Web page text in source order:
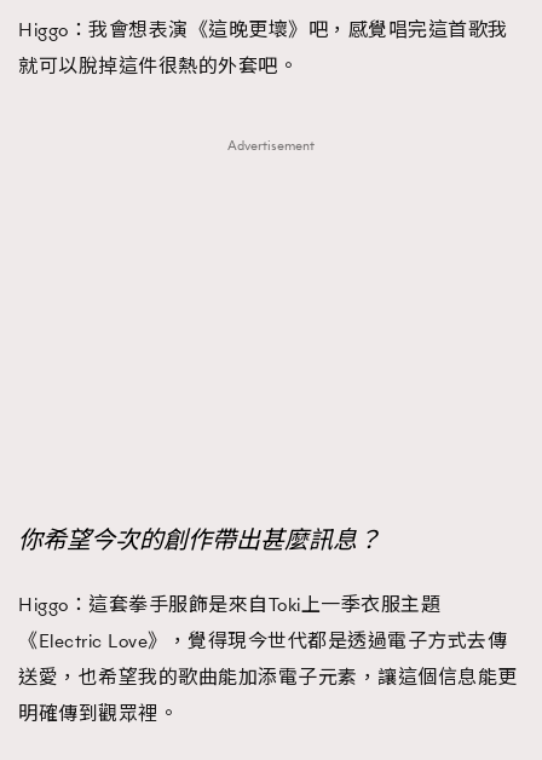
AFrenchMind
DressLikeAParisienne
EmpowerF
FashionWeek
Higgo：我會想表演《這晚更壞》吧，感覺唱完這首歌我
就可以脫掉這件很熱的外套吧。
Advertisement
你希望今次的創作帶出甚麼訊息？
Higgo：這套拳手服飾是來自Toki上一季衣服主題
《Electric Love》，覺得現今世代都是透過電子方式去傳
送愛，也希望我的歌曲能加添電子元素，讓這個信息能更
明確傳到觀眾裡。